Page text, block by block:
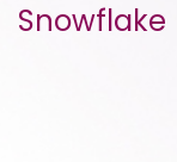
Snowflake